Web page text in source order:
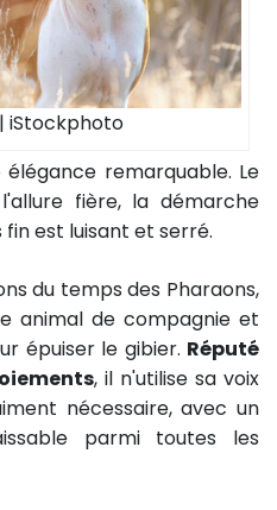
iStockphoto
remarquable. Le
fière, la démarche
est luisant et serré.
du temps des Pharaons,
animal de compagnie et
épuiser le gibier. Réputé
, il n'utilise sa voix
nécessaire, avec un
parmi toutes les